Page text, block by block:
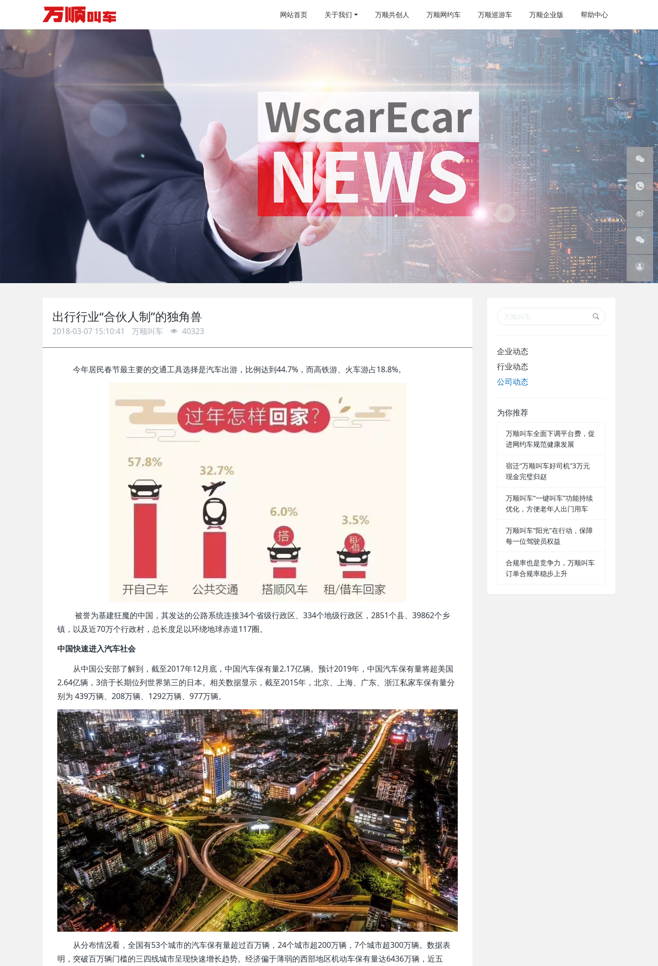
网站首页 关于我们 万顺共创人 万顺网约车 万顺巡游车 万顺企业版 帮助中心
出行行业“合伙人制”的独角兽
2018-03-07 15:10:41 万顺叫车 40323
今年居民春节最主要的交通工具选择是汽车出游，比例达到44.7%，而高铁游、火车游占18.8%。
被誉为基建狂魔的中国，其发达的公路系统连接34个省级行政区、334个地级行政区，2851个县、39862个乡
镇，以及近70万个行政村，总长度足以环绕地球赤道117圈。
中国快速进入汽车社会
从中国公安部了解到，截至2017年12月底，中国汽车保有量2.17亿辆。预计2019年，中国汽车保有量将超美国
2.64亿辆，3倍于长期位列世界第三的日本。相关数据显示，截至2015年，北京、上海、广东、浙江私家车保有量分
别为 439万辆、208万辆、1292万辆、977万辆。
从分布情况看，全国有53个城市的汽车保有量超过百万辆，24个城市超200万辆，7个城市超300万辆。数据表
明，突破百万辆门槛的三四线城市呈现快速增长趋势。经济偏于薄弱的西部地区机动车保有量达6436万辆，近五
企业动态
行业动态
公司动态
为你推荐
万顺叫车全面下调平台费，促
进网约车规范健康发展
宿迁“万顺叫车好司机”3万元
现金完璧归赵
万顺叫车“一键叫车”功能持续
优化，方便老年人出门用车
万顺叫车“阳光”在行动，保障
每一位驾驶员权益
合规率也是竞争力，万顺叫车
订单合规率稳步上升
微信服
务号
客服热
线
腾讯微
博
微信订